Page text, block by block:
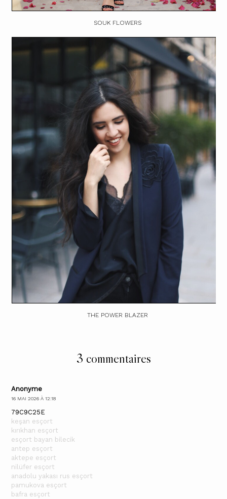
SOUK FLOWERS
THE POWER BLAZER
3 commentaires
Anonyme
16 MAI 2026 À 12:18
79C9C25E
keşan esçort
kırıkhan esçort
esçort bayan bilecik
antep esçort
aktepe esçort
nilüfer esçort
anadolu yakası rus esçort
pamukova esçort
bafra esçort